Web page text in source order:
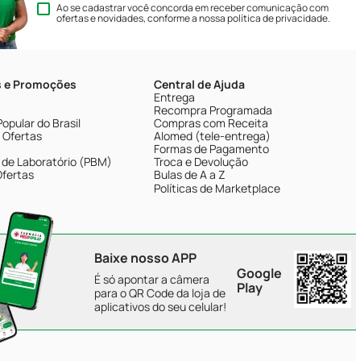
Ao se cadastrar você concorda em receber comunicação com
ofertas e novidades, conforme a nossapolítica de privacidade.
e Promoções
do Brasil
Ofertas
Laboratório (PBM)
Central de Ajuda
Entrega
Recompra Programada
Compras com Receita
Alomed (tele-entrega)
Formas de Pagamento
Troca e Devolução
Bulas de A a Z
Políticas de Marketplace
Baixe nosso APP
É só apontar a câmera
para o QR Code da loja de
aplicativos do seu celular!
Google
Play